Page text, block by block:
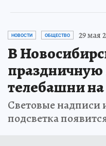
НОВОСТИ ОБЩЕСТВО 29 мая
В
праздничную
телебашни
Световые надписи
подсветка